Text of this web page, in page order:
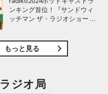
ンキング首位！『サンドウィ
ッチマン ザ・ラジオショー サ
もっと見る
ラジオ局